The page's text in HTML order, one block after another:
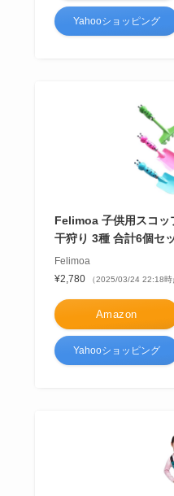
Yahooショッピング
Felimoa 子供用スコッ
干狩り 3種 合計6個セ
Felimoa
¥2,780
（2025/03/24 22:18時
Amazon
Yahooショッピング